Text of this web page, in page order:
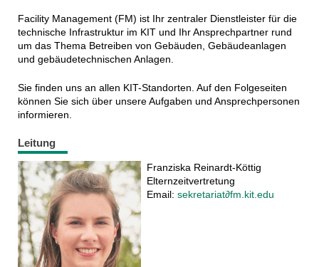
Facility Management (FM) ist Ihr zentraler Dienstleister für die
technische Infrastruktur im KIT und Ihr Ansprechpartner rund
um das Thema Betreiben von Gebäuden, Gebäudeanlagen
und gebäudetechnischen Anlagen.
Sie finden uns an allen KIT-Standorten. Auf den Folgeseiten
können Sie sich über unsere Aufgaben und Ansprechpersonen
informieren.
Leitung
Franziska Reinardt-Köttig
Elternzeitvertretung
Email: sekretariat∂fm.kit.edu